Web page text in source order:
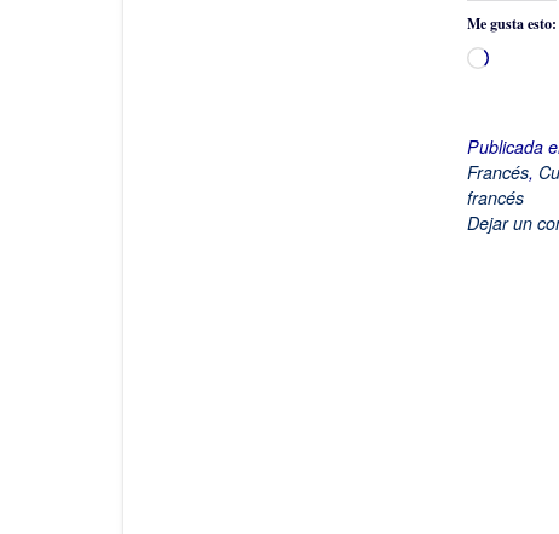
Me gusta esto:
Publicada
Francés,
francés
Dejar un